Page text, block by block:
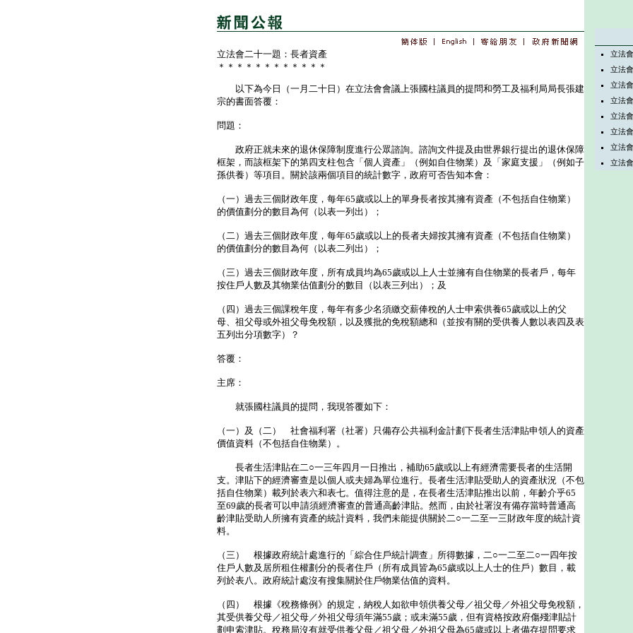
立法會二十一題：長者資產
＊＊＊＊＊＊＊＊＊＊＊＊
以下為今日（一月二十日）在立法會會議上張國柱議員的提問和勞工及福利局局長張建
宗的書面答覆：
問題：
政府正就未來的退休保障制度進行公眾諮詢。諮詢文件提及由世界銀行提出的退休保障
框架，而該框架下的第四支柱包含「個人資產」（例如自住物業）及「家庭支援」（例如子
孫供養）等項目。關於該兩個項目的統計數字，政府可否告知本會：
（一）過去三個財政年度，每年65歲或以上的單身長者按其擁有資產（不包括自住物業）
的價值劃分的數目為何（以表一列出）；
（二）過去三個財政年度，每年65歲或以上的長者夫婦按其擁有資產（不包括自住物業）
的價值劃分的數目為何（以表二列出）；
（三）過去三個財政年度，所有成員均為65歲或以上人士並擁有自住物業的長者戶，每年
按住戶人數及其物業估值劃分的數目（以表三列出）；及
（四）過去三個課稅年度，每年有多少名須繳交薪俸稅的人士申索供養65歲或以上的父
母、祖父母或外祖父母免稅額，以及獲批的免稅額總和（並按有關的受供養人數以表四及表
五列出分項數字）？
答覆：
主席：
就張國柱議員的提問，我現答覆如下：
（一）及（二） 社會福利署（社署）只備存公共福利金計劃下長者生活津貼申領人的資產
價值資料（不包括自住物業）。
長者生活津貼在二○一三年四月一日推出，補助65歲或以上有經濟需要長者的生活開
支。津貼下的經濟審查是以個人或夫婦為單位進行。長者生活津貼受助人的資產狀況（不包
括自住物業）載列於表六和表七。值得注意的是，在長者生活津貼推出以前，年齡介乎65
至69歲的長者可以申請須經濟審查的普通高齡津貼。然而，由於社署沒有備存當時普通高
齡津貼受助人所擁有資產的統計資料，我們未能提供關於二○一二至一三財政年度的統計資
料。
（三） 根據政府統計處進行的「綜合住戶統計調查」所得數據，二○一二至二○一四年按
住戶人數及居所租住權劃分的長者住戶（所有成員皆為65歲或以上人士的住戶）數目，載
列於表八。政府統計處沒有搜集關於住戶物業估值的資料。
（四） 根據《稅務條例》的規定，納稅人如欲申領供養父母／祖父母／外祖父母免稅額，
其受供養父母／祖父母／外祖父母須年滿55歲；或未滿55歲，但有資格按政府傷殘津貼計
劃申索津貼。稅務局沒有就受供養父母／祖父母／外祖父母為65歲或以上者備存提問要求
立法
立法
立法
立法
立法
立法
立法
立法